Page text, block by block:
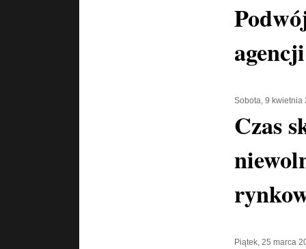
Sobota, 9 kwietnia
Czas
Piątek, 25 marca